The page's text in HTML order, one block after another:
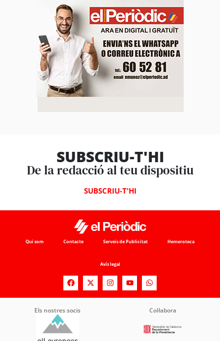
SUBSCRIU-T'HI
De la redacció al teu dispositiu
SUBSCRIU-T'HI
Qui som Contacte Serveis de Publicitat Hemeroteca
Avís legal
Els nostres socis Col·labora